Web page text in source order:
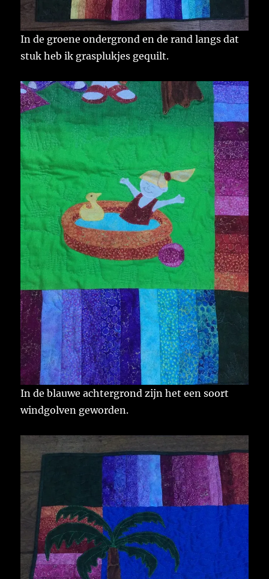
In de groene ondergrond en de rand langs dat
stuk heb ik grasplukjes gequilt.
In de blauwe achtergrond zijn het een soort
windgolven geworden.